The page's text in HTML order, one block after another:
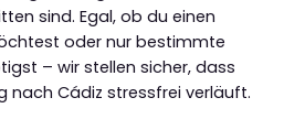
sind. Egal, ob du einen
oder nur bestimmte
– wir stellen sicher, dass
nach Cádiz stressfrei verläuft.